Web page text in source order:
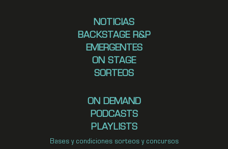
NOTICIAS
BACKSTAGE R&P
EMERGENTES
ON STAGE
SORTEOS
ON DEMAND
PODCASTS
PLAYLISTS
Bases y condiciones sorteos y concursos